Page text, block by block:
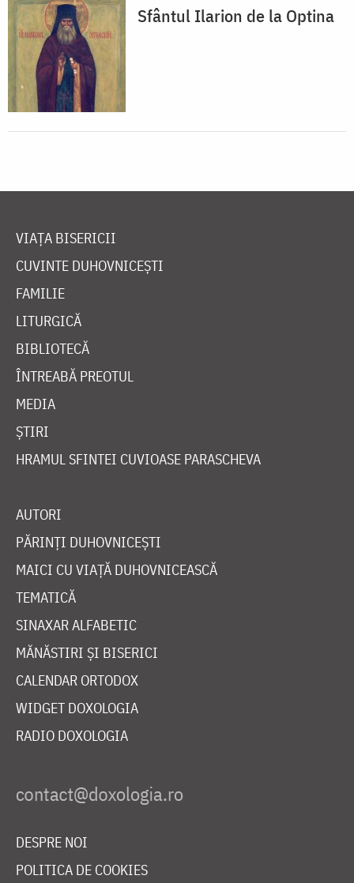
Sfântul Ilarion de la Optina
VIAȚA BISERICII
CUVINTE DUHOVNICEȘTI
FAMILIE
LITURGICĂ
BIBLIOTECĂ
ÎNTREABĂ PREOTUL
MEDIA
ȘTIRI
HRAMUL SFINTEI CUVIOASE PARASCHEVA
AUTORI
PĂRINȚI DUHOVNICEȘTI
MAICI CU VIAȚĂ DUHOVNICEASCĂ
TEMATICĂ
SINAXAR ALFABETIC
MĂNĂSTIRI ȘI BISERICI
CALENDAR ORTODOX
WIDGET DOXOLOGIA
RADIO DOXOLOGIA
DESPRE NOI
POLITICA DE COOKIES